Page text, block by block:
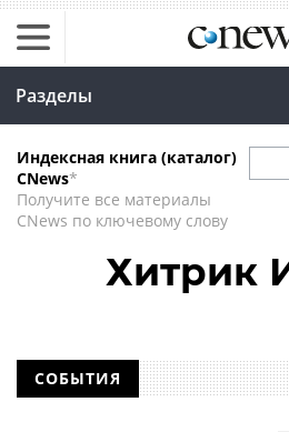
Разделы
Индексная книга (каталог)
CNews*
Получите все материалы
CNews по ключевому слову
Хитрик
СОБЫТИЯ